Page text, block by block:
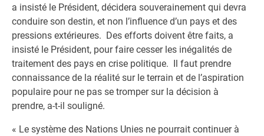
a insisté le Président, décidera souverainement qui devra
conduire son destin, et non l’influence d’un pays et des
pressions extérieures. Des efforts doivent être faits, a
insisté le Président, pour faire cesser les inégalités de
traitement des pays en crise politique. Il faut prendre
connaissance de la réalité sur le terrain et de l’aspiration
populaire pour ne pas se tromper sur la décision à
prendre, a-t-il souligné.
« Le système des Nations Unies ne pourrait continuer à